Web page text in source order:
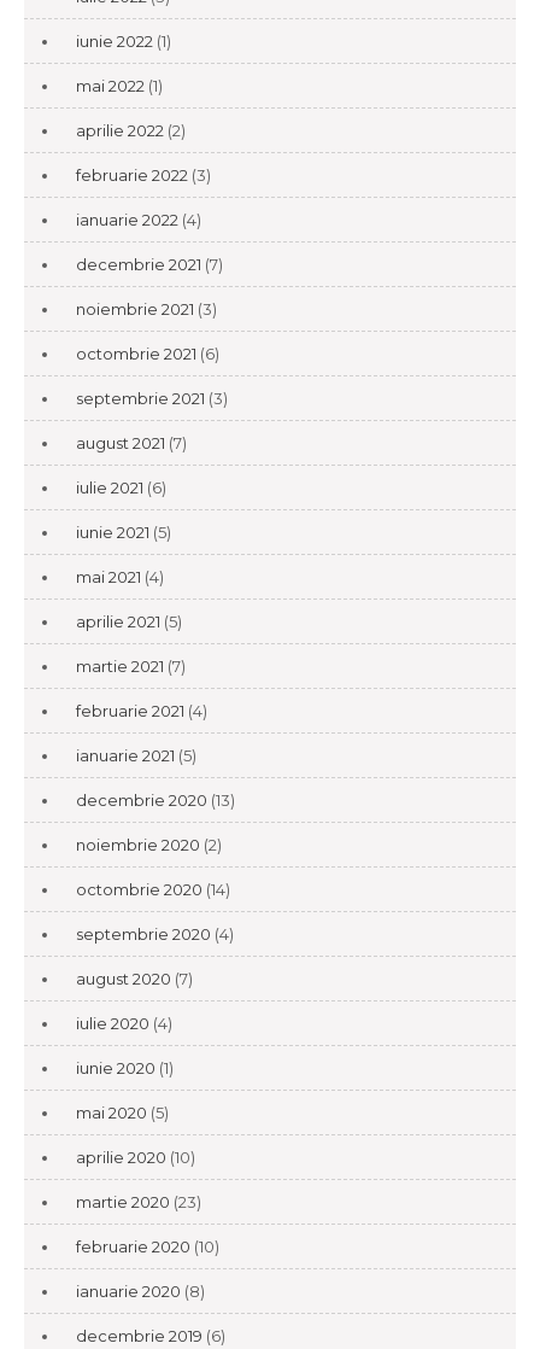
iunie 2022 (1)
mai 2022 (1)
aprilie 2022 (2)
februarie 2022 (3)
ianuarie 2022 (4)
decembrie 2021 (7)
noiembrie 2021 (3)
octombrie 2021 (6)
septembrie 2021 (3)
august 2021 (7)
iulie 2021 (6)
iunie 2021 (5)
mai 2021 (4)
aprilie 2021 (5)
martie 2021 (7)
februarie 2021 (4)
ianuarie 2021 (5)
decembrie 2020 (13)
noiembrie 2020 (2)
octombrie 2020 (14)
septembrie 2020 (4)
august 2020 (7)
iulie 2020 (4)
iunie 2020 (1)
mai 2020 (5)
aprilie 2020 (10)
martie 2020 (23)
februarie 2020 (10)
ianuarie 2020 (8)
decembrie 2019 (6)